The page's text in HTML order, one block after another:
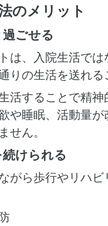
のメリット
ごせる
は、入院生活では
りの生活を送れる
活することで精神
や睡眠、活動量
せん。
けられる
がら歩行やリハビ